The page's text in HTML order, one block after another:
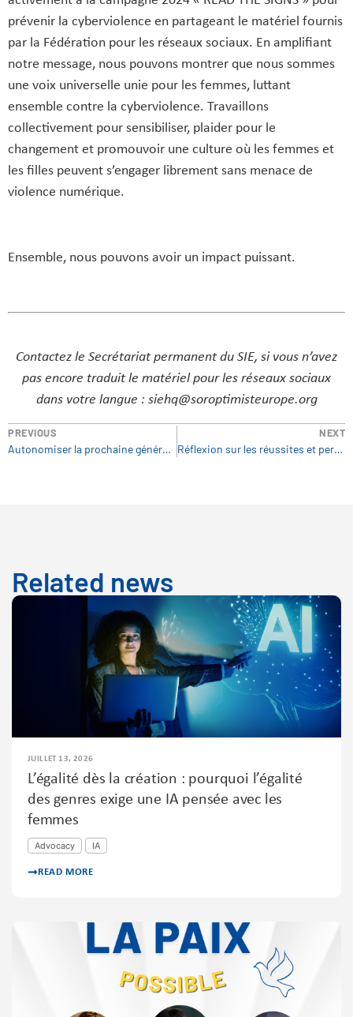
prévenir la cyberviolence en partageant le matériel fournis
par la Fédération pour les réseaux sociaux. En amplifiant
notre message, nous pouvons montrer que nous sommes
une voix universelle unie pour les femmes, luttant
ensemble contre la cyberviolence. Travaillons
collectivement pour sensibiliser, plaider pour le
changement et promouvoir une culture où les femmes et
les filles peuvent s’engager librement sans menace de
violence numérique.
Ensemble, nous pouvons avoir un impact puissant.
Contactez le Secrétariat permanent du SIE, si vous n’avez
pas encore traduit le matériel pour les réseaux sociaux
dans votre langue : siehq@soroptimisteurope.org
PREVIOUS
Autonomiser la prochaine génération de femmes entrepreneures
NEXT
Réflexion sur les réussites et perspectives d’avenir : des Fêtes placées sous le signe de l’espoir
Related news
JUILLET 13, 2026
L’égalité dès la création : pourquoi l’égalité
des genres exige une IA pensée avec les
femmes
Advocacy IA
READ MORE